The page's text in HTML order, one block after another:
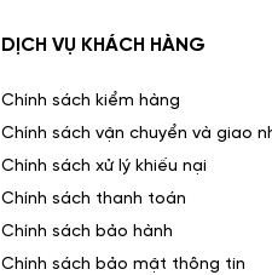
DỊCH VỤ KHÁCH HÀNG
Chính sách kiểm hàng
Chính sách vận chuyển và giao
Chính sách xử lý khiếu nại
Chính sách thanh toán
Chính sách bảo hành
Chính sách bảo mật thông tin